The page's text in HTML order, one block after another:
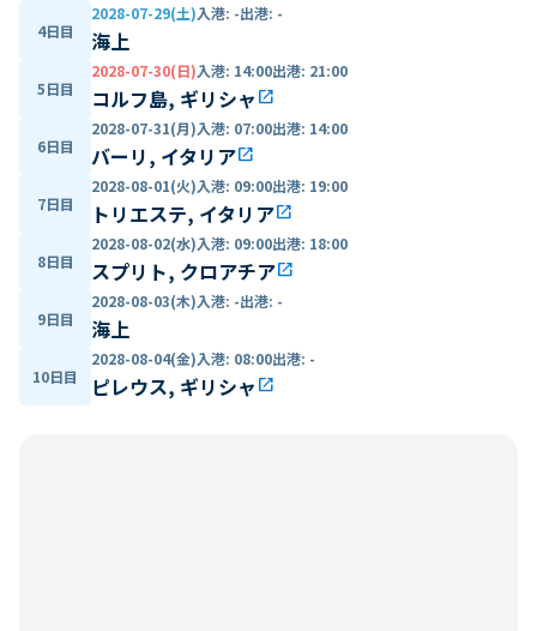
4日目
2028-07-29(土)入港: -出港: -
海上
5日目
2028-07-30(日)入港: 14:00出港: 21:00
コルフ島, ギリシャ open_in_new
6日目
2028-07-31(月)入港: 07:00出港: 14:00
バーリ, イタリアopen_in_new
7日目
2028-08-01(火)入港: 09:00出港: 19:00
トリエステ, イタリアopen_in_new
8日目
2028-08-02(水)入港: 09:00出港: 18:00
スプリト, クロアチアopen_in_new
9日目
2028-08-03(木)入港: -出港: -
海上
10日目
2028-08-04(金)入港: 08:00出港: -
ピレウス, ギリシャ open_in_new